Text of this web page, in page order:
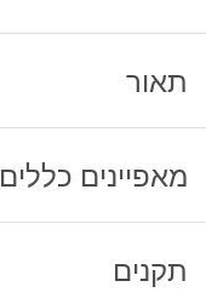
תאור
מאפיינים כללים
תקנים